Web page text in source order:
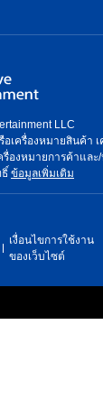
LLC
เครื่องหมายสินค้า
รื่องหมายการค้าแล
ธิ์ ข้อมูลเพิ่มเติม
เงื่อนไขการใช้งาน
ของเว็บไซต์